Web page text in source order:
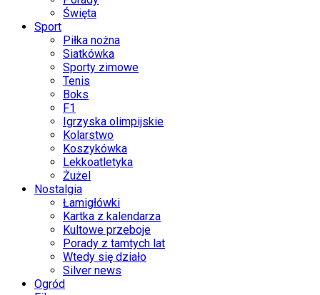
Święta
Sport
Piłka nożna
Siatkówka
Sporty zimowe
Tenis
Boks
F1
Igrzyska olimpijskie
Kolarstwo
Koszykówka
Lekkoatletyka
Żużel
Nostalgia
Łamigłówki
Kartka z kalendarza
Kultowe przeboje
Porady z tamtych lat
Wtedy się działo
Silver news
Ogród